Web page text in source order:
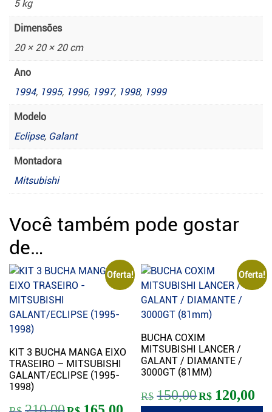
5 kg
Dimensões
20 × 20 × 20 cm
Ano
1994, 1995, 1996, 1997, 1998, 1999
Modelo
Eclipse, Galant
Montadora
Mitsubishi
Você também pode gostar
de…
Oferta!
KIT 3 BUCHA MANGA EIXO
TRASEIRO – MITSUBISHI
GALANT/ECLIPSE (1995-
1998)
O preço original era: R$210,00.
O preço atual é: R$165,00.
Oferta!
BUCHA COXIM
MITSUBISHI LANCER /
GALANT / DIAMANTE /
3000GT (81MM)
R$ 150,00 O preço original
R$ 120,00